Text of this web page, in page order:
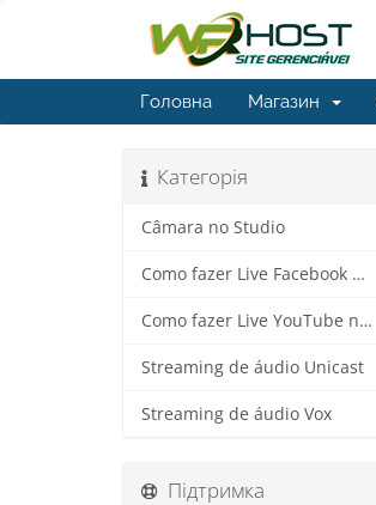
Головна Магазин
Категорія
Câmara no Studio
Como fazer Live Facebook no Streaming de Vídeo
Como fazer Live YouTube no Streaming de Vídeo
Streaming de áudio Unicast
Streaming de áudio Vox
Підтримка